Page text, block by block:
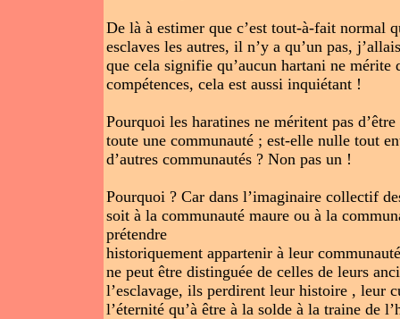
De là à estimer que c’est tout-à-fait normal
esclaves les autres, il n’y a qu’un pas,
que cela signifie qu’aucun hartani ne mérite
compétences, cela est aussi inquiétant !
Pourquoi les haratines ne méritent pas
toute une communauté ; est-elle nulle tout
d’autres communautés ? Non pas un !
Pourquoi ? Car dans l’imaginaire collectif
soit à la communauté maure ou à la
prétendre
historiquement appartenir à leur
ne peut être distinguée de celles de leurs
l’esclavage, ils perdirent leur histoire , leur
l’éternité qu’à être à la solde à la traine de